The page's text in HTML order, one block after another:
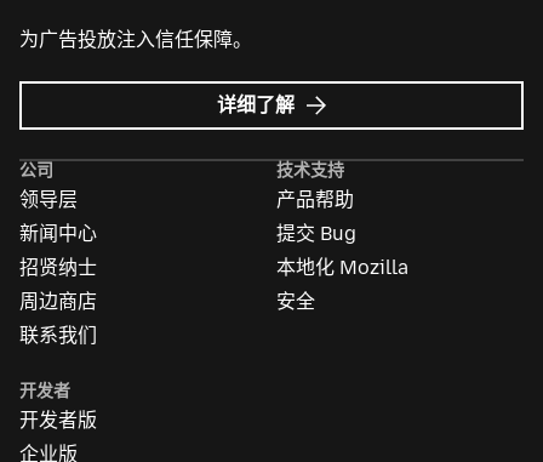
为广告投放注入信任保障。
详细了解 Mozilla
广
公司
领导层
新闻中心
招贤纳士
周边商店
联系我们
技术支持
产品帮助
提交 Bug
本地化 Mozilla
安全
开发者
开发者版
企业版